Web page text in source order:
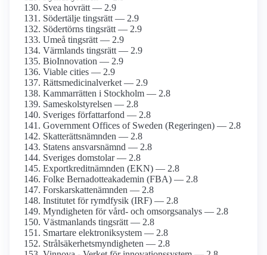
Svea hovrätt — 2.9
Södertälje tingsrätt — 2.9
Södertörns tingsrätt — 2.9
Umeå tingsrätt — 2.9
Värmlands tingsrätt — 2.9
BioInnovation — 2.9
Viable cities — 2.9
Rättsmedicinal­verket — 2.9
Kammarrätten i Stockholm — 2.8
Sameskol­styrelsen — 2.8
Sveriges författarfond — 2.8
Government Offices of Sweden (Regeringen) — 2.8
Skatterätts­nämnden — 2.8
Statens ansvars­nämnd — 2.8
Sveriges domstolar — 2.8
Exportkredit­nämnden (EKN) — 2.8
Folke Bernadotte­akademin (FBA) — 2.8
Forskarskatte­nämnden — 2.8
Institutet för rymdfysik (IRF) — 2.8
Myndigheten för vård- och omsorgs­analys — 2.8
Västmanlands tingsrätt — 2.8
Smartare elektroniksystem — 2.8
Strålsäkerhets­myndigheten — 2.8